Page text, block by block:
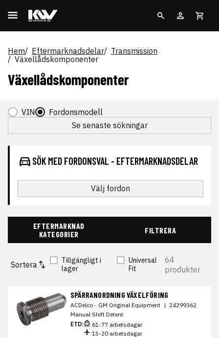
Hem Eftermarknadsdelar
Transmission
Växellådskomponenter
Växellådskomponenter
VIN
Fordonsmodell
Se senaste sökningar
SÖK MED FORDONSVAL - EFTERMARKNADSDELAR
Välj fordon
EFTERMARKNAD
KATEGORIER
FILTRERA
Sortera
Tillgängligt i
lager
Universal
Fit
64
produkter
SPÄRRANORDNING VÄXELFÖRING
ACDelco - GM Original Equipment | 24299362
Manual Shift Detent
ETD:
61-77 arbetsdagar
15-20 arbetsdagar